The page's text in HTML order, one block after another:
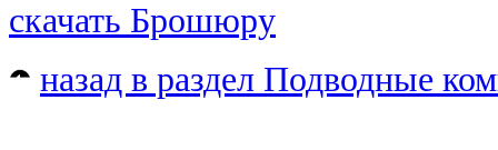
скачать Брошюру
назад в раздел Подводные